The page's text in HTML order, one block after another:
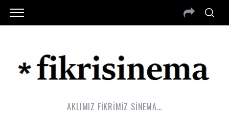
AKLIMIZ FİKRİMİZ SİNEMA…